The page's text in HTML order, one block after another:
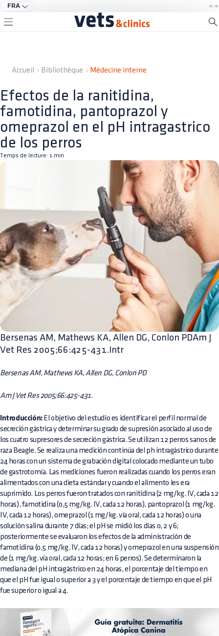
FRA
Accueil Bibliothèque Médecine interne
Efectos de la ranitidina,
famotidina, pantoprazol y
omeprazol en el pH intragastrico
de los perros
Temps de lecture: 1 min
Bersenas AM, Mathews KA, Allen DG, Conlon PDAm J
Vet Res 2005;66:425-431.Intr
Bersenas AM, Mathews KA, Allen DG, Conlon PD
Am J Vet Res 2005;66:425-431.
Introducción:El objetivo del estudio es identificar el perfil normal de
secreción gástrica y determinar su grado de supresión asociado al uso de
los cuatro supresores de secreción gástrica. Se utilizan 12 perros sanos de
raza Beagle. Se realiza una medición continúa del ph intragástrico durante
24 horas con un sistema de grabación digital colocado mediante un tubo
de gastrotomía. Las mediciones fueron realizadas cuando los perros eran
alimentados con una dieta estándar y cuando el alimento les era
suprimido. Los perros fueron tratados con ranitidina (2 mg/kg. IV, cada 12
horas), famotidina (0,5 mg/kg. IV, cada 12 horas), pantoprazol (1 mg/kg.
IV, cada 12 horas), omeprazol (1 mg/kg. vía oral, cada 12 horas) o una
solución salina durante 7 días; el pH se midió los días 0, 2 y 6;
posteriormente se evaluaron los efectos de la administración de
famotidina (0,5 mg/kg. IV, cada 12 horas) y omeprazol en una suspensión
de (1 mg/kg. vía oral, cada 12 horas; en 6 perros). Se determinaron la
mediana del pH intragástrico en 24 horas, el porcentaje del tiempo en
que el pH fue igual o superior a 3 y el porcentaje de tiempo en que el pH
fue superior o igual a 4.